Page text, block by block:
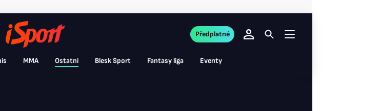
MMA Ostatní Blesk Sport Fantasy liga Eventy
Předplatné